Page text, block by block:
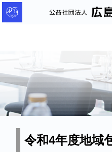
公
益
人
島
令和4年度地域